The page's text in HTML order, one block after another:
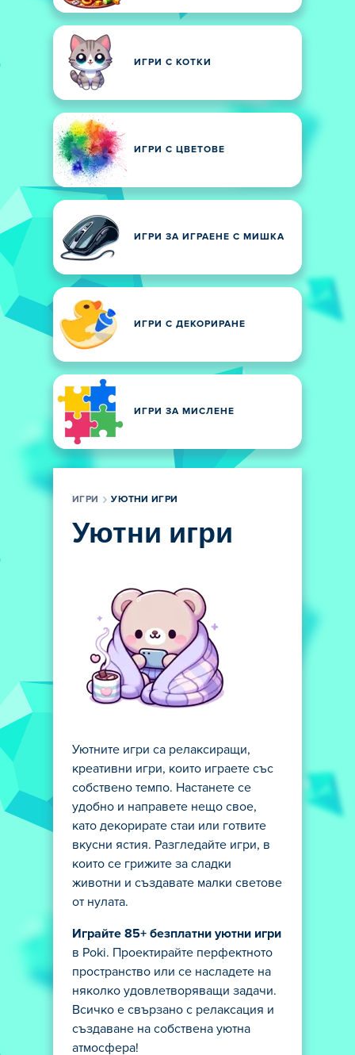
ИГРИ С КОТКИ
ИГРИ С ЦВЕТОВЕ
ИГРИ ЗА ИГРАЕНЕ С МИШКА
ИГРИ С ДЕКОРИРАНЕ
ИГРИ ЗА МИСЛЕНЕ
ИГРИ УЮТНИ ИГРИ
Уютни игри
Уютните игри са релаксиращи,
креативни игри, които играете със
собствено темпо. Настанете се
удобно и направете нещо свое,
като декорирате стаи или готвите
вкусни ястия. Разгледайте игри, в
които се грижите за сладки
животни и създавате малки светове
от нулата.
Играйте 85+ безплатни уютни игри
в Poki. Проектирайте перфектното
пространство или се насладете на
няколко удовлетворяващи задачи.
Всичко е свързано с релаксация и
създаване на собствена уютна
атмосфера!